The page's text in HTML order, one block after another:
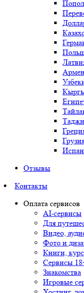
Отзывы
Контакты
Оплата сервисов
AI-сервисы
Для
Видео,
Фото и
Книги,
Сервисы
Знакомства
Игровые